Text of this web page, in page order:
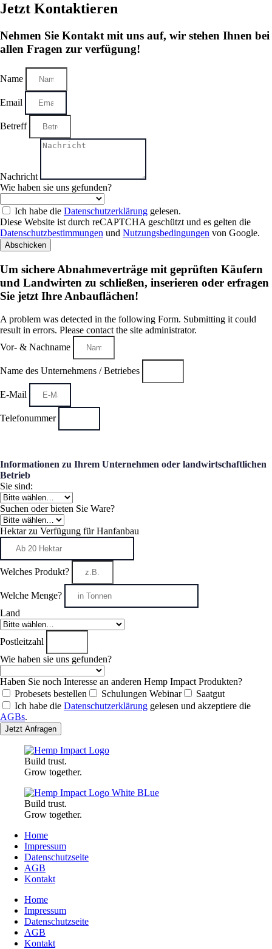
Jetzt Kontaktieren
Nehmen Sie Kontakt mit uns auf, wir stehen Ihnen bei
allen Fragen zur verfügung!
Name
Email
Betreff
Nachricht
Wie haben sie uns gefunden?
Ich habe die Datenschutzerklärung gelesen.
Diese Website ist durch reCAPTCHA geschützt und es gelten die
Datenschutzbestimmungen und Nutzungsbedingungen von Google.
Abschicken
Um sichere Abnahmeverträge mit geprüften Käufern
und Landwirten zu schließen, inserieren oder erfragen
Sie jetzt Ihre Anbauflächen!
A problem was detected in the following Form. Submitting it could
result in errors. Please contact the site administrator.
Vor- & Nachname
Name des Unternehmens / Betriebes
E-Mail
Telefonummer
Informationen zu Ihrem Unternehmen oder landwirtschaftlichen
Betrieb
Sie sind:
Suchen oder bieten Sie Ware?
Hektar zu Verfügung für Hanfanbau
Welches Produkt?
Welche Menge?
Land
Postleitzahl
Wie haben sie uns gefunden?
Haben Sie noch Interesse an anderen Hemp Impact Produkten?
Probesets bestellen
Schulungen Webinar
Saatgut
Ich habe die Datenschutzerklärung gelesen und akzeptiere die
AGBs.
Jetzt Anfragen
Build trust.
Grow together.
Build trust.
Grow together.
Home
Impressum
Datenschutzseite
AGB
Kontakt
Home
Impressum
Datenschutzseite
AGB
Kontakt